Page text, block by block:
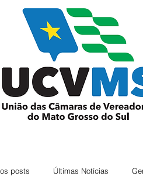
posts Últimas Notícias